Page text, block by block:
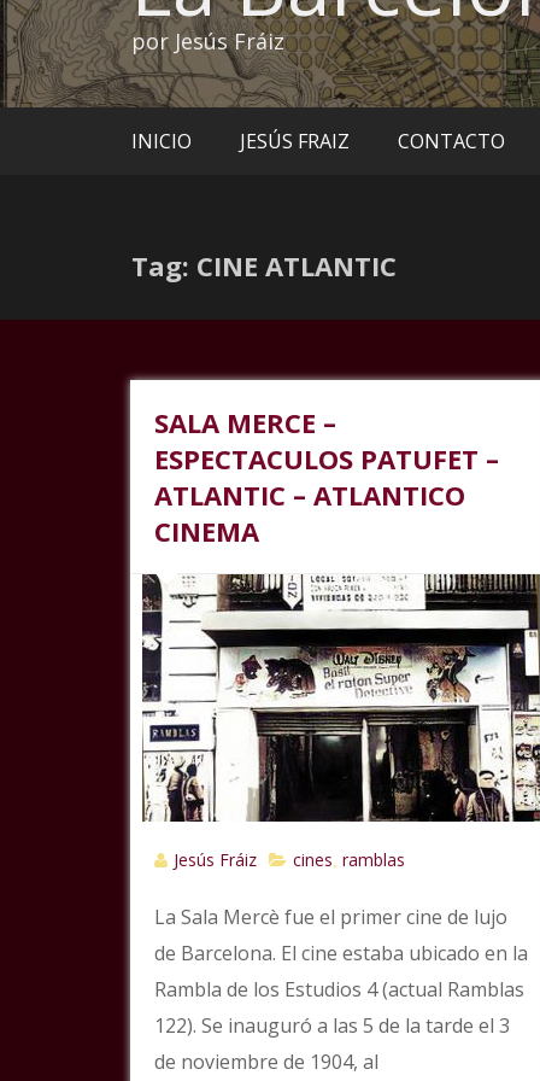
por Jesús Fráiz
INICIO JESÚS FRAIZ CONTACTO
Tag: CINE ATLANTIC
SALA MERCE –
ESPECTACULOS PATUFET –
ATLANTIC – ATLANTICO
CINEMA
Jesús Fráiz cines ramblas
La Sala Mercè fue el primer cine de lujo
de Barcelona. El cine estaba ubicado en la
Rambla de los Estudios 4 (actual Ramblas
122). Se inauguró a las 5 de la tarde el 3
de noviembre de 1904, al